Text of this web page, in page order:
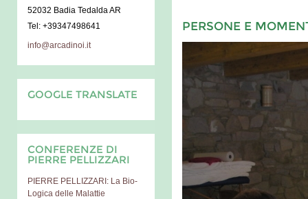
PERSONE E
52032 Badia Tedalda AR
Tel: +39347498641
info@arcadinoi.it
GOOGLE TRANSLATE
CONFERENZE DI
PIERRE PELLIZZARI
PIERRE PELLIZZARI: La Bio-
Logica delle Malattie